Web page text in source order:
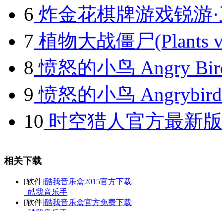
6 炸金花棋牌游戏锐游
7 植物大战僵尸(Plants
8 愤怒的小鸟 Angry
9 愤怒的小鸟
10 时空猎人官方最新
相关下载
[软件]酷我音乐盒2015官方下载
_酷我音乐手
[软件]酷我音乐盒官方免费下载